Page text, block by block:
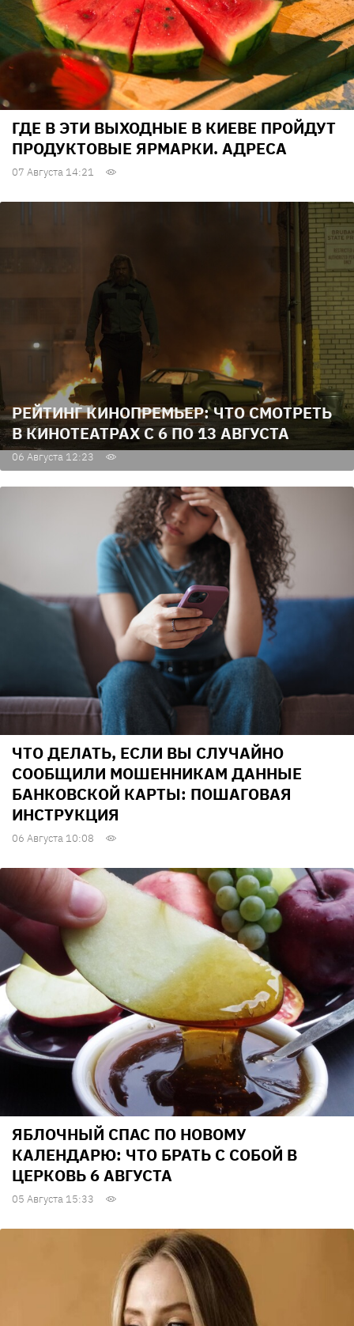
ГДЕ В ЭТИ ВЫХОДНЫЕ В КИЕВЕ ПРОЙДУТ
ПРОДУКТОВЫЕ ЯРМАРКИ. АДРЕСА
07 Августа 14:21
РЕЙТИНГ КИНОПРЕМЬЕР: ЧТО СМОТРЕТЬ
В КИНОТЕАТРАХ С 6 ПО 13 АВГУСТА
06 Августа 12:23
ЧТО ДЕЛАТЬ, ЕСЛИ ВЫ СЛУЧАЙНО
СООБЩИЛИ МОШЕННИКАМ ДАННЫЕ
БАНКОВСКОЙ КАРТЫ: ПОШАГОВАЯ
ИНСТРУКЦИЯ
06 Августа 10:08
ЯБЛОЧНЫЙ СПАС ПО НОВОМУ
КАЛЕНДАРЮ: ЧТО БРАТЬ С СОБОЙ В
ЦЕРКОВЬ 6 АВГУСТА
05 Августа 15:33